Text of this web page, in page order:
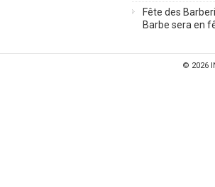
Fête des
Barbe sera en
© 2026